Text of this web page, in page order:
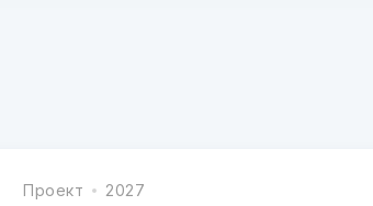
Проект 2027